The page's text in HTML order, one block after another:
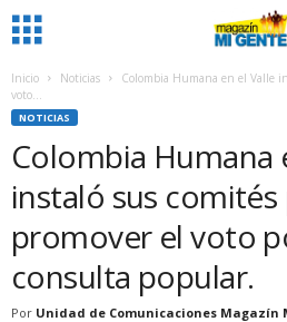
Inicio Noticias
Colombia Humana en el Valle
voto...
NOTICIAS
Colombia Humana
instaló sus comités
promover el voto
consulta popular.
Por Unidad de Comunicaciones Magazín